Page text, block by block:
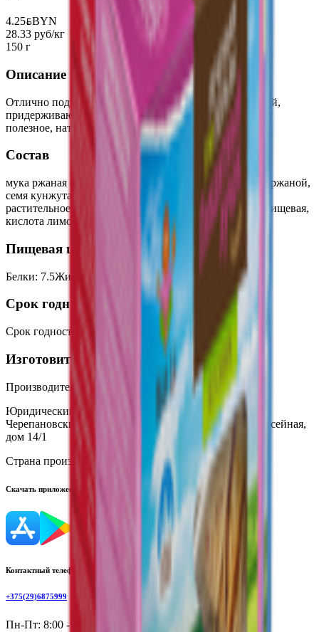
4.25BYNBYN
28.33 руб/кг
150 г
Описание
Отлично подходит для веганов и вегетарианцев. людей,
придерживающихся диеты без сахара. всех, кто любит
полезное, натуральное и вкусное!
Состав
мука ржаная обойная, мука пшеничная 1 сорта, солод ржаной,
семя кунжута, масло растительное кукурузное, масло
растительное подсолнечника, соль поваренная, сода пищевая,
кислота лимонная.
Пищевая ценность на 100г
Белки: 7.5Жиры Углеводы:37.6 Калории 316
Срок годности
Срок годности 120 суток
Изготовитель
Производитель:
ООО ТД "ИВАН ДА"
Юридический адрес:
633531, Новосибирская область,
Черепановский район, поселок Бочкарево, улица Шоссейная,
дом 14/1
Страна производства:
Скачать приложение
Контактный телефон
+375(29)6875999
Пн-Пт: 8:00 - 17:00